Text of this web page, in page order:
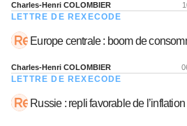
Charles-Henri COLOMBIER
LETTRE DE REXECODE
Europe centrale : boom de
Charles-Henri COLOMBIER
LETTRE DE REXECODE
Russie : repli favorable de l’inflation